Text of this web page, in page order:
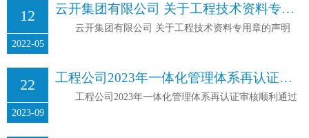
12
2022-05
云开集团有限公司 关于工程技术资料专用章的声明
云开集团有限公司 关于工程技术资料专用章的声明
22
2023-09
工程公司2023年一体化管理体系再认证审核顺利通过
工程公司2023年一体化管理体系再认证审核顺利通过